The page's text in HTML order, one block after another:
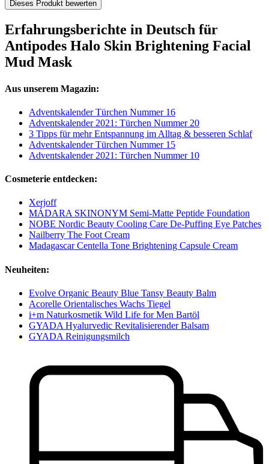
Dieses Produkt bewerten
Erfahrungsberichte in Deutsch für
Antipodes Halo Skin Brightening Facial
Mud Mask
Aus unserem Magazin:
Adventskalender Türchen Nummer 16
Adventskalender 2021: Türchen Nummer 20
3 Tipps für mehr Entspannung im Alltag & besseren Schlaf
Adventskalender Türchen Nummer 15
Adventskalender 2021: Türchen Nummer 10
Cosmeterie entdecken:
Xerjoff
MÁDARA SKINONYM Semi-Matte Peptide Foundation
NOBE Nordic Beauty Cooling Care De-Puffing Eye Patches
Nailberry The Foot Cream
Madagascar Centella Tone Brightening Capsule Cream
Neuheiten:
Evolve Organic Beauty Blue Tansy Beauty Balm
Acorelle Orientalisches Wachs Tiegel
i+m Naturkosmetik Wild Life for Men Bartöl
GYADA Hyalurvedic Revitalisierender Balsam
GYADA Reinigungsmilch